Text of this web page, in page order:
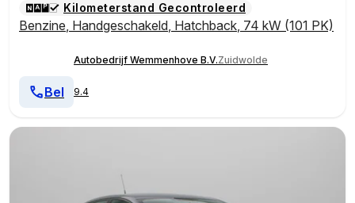
Kilometerstand Gecontroleerd
Benzine, Handgeschakeld, Hatchback, 74 kW (101 PK)
Autobedrijf Wemmenhove B.V.Zuidwolde
9.4
Bel